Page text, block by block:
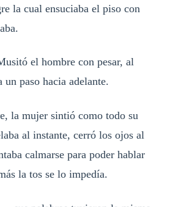
la cual ensuciaba el piso con
el hombre con pesar, al
un paso hacia adelante.
la mujer sintió como todo su
al instante, cerró los ojos al
calmarse para poder hablar
la tos se lo impedía.